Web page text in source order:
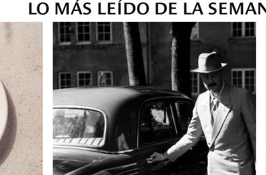
LO MÁS LEÍDO DE LA